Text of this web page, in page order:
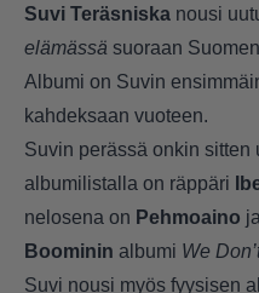
Suvi Teräsniska nousi
elämässä suoraan
Albumi on Suvin
kahdeksaan vuoteen.
Suvin perässä onkin
albumilistalla on räppäri
nelosena on Pehmoaino
Boominin albumi We
Suvi nousi myös fyysisen